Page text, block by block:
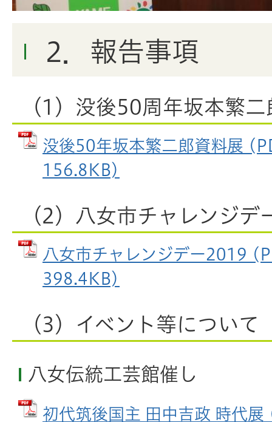
2．報告事項
（1）没後50周年坂本繁
没後50年坂本繁二郎資料展
156.8KB)
（2）八女市チャレンジ
八女市チャレンジデー2019
398.4KB)
（3）イベント等について
八女伝統工芸館催し
初代筑後国主 田中吉政 時代